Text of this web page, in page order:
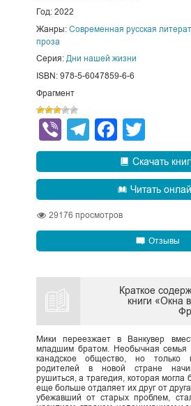
Год: 2022
Жанры: Современная русская
проза
Серия: Дни нашей жизни
ISBN: 978-5-6047859-6-6
Фрагмент
ViberTelegram
Скачать
Читать
29176 просмотров
Отзывы
Краткое
книги «Окна
Мики переезжает в Ванкувер
младшим братом. Необычная семья
канадское общество, но только
родителей в новой стране
рушиться, а трагедия, которая могла
еще больше отдаляет их друг от
убежавший от старых проблем,